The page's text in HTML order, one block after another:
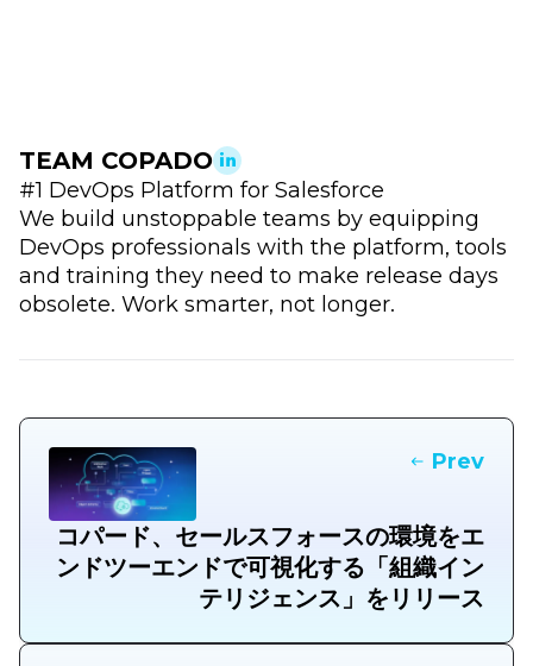
TEAM COPADO
#1 DevOps Platform for Salesforce
We build unstoppable teams by equipping
DevOps professionals with the platform, tools
and training they need to make release days
obsolete. Work smarter, not longer.
Prev
コパード、セールスフォースの環境をエ
ンドツーエンドで可視化する「組織イン
テリジェンス」をリリース